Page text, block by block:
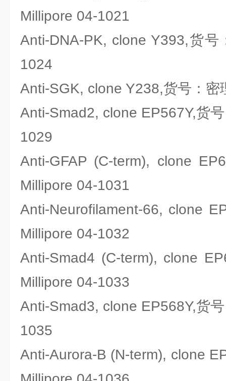
Millipore 04-1021
Anti-DNA-PK, clone Y393,货
1024
Anti-SGK, clone Y238,货号：密
Anti-Smad2, clone EP567Y,货
1029
Anti-GFAP (C-term), clone
Millipore 04-1031
Anti-Neurofilament-66, clone
Millipore 04-1032
Anti-Smad4 (C-term), clone
Millipore 04-1033
Anti-Smad3, clone EP568Y,货
1035
Anti-Aurora-B (N-term), clone